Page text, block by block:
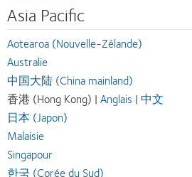
Asia Pacific
Aotearoa (Nouvelle-Zélande)
Australie
中国大陆 (China mainland)
香港 (Hong Kong) | Anglais | 中文
日本 (Japon)
Malaisie
Singapour
한국 (Corée du Sud)